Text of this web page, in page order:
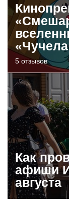
5 отзывов
Как
афиши
августа